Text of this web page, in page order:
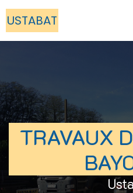
USTABAT
TRAVAUX
Panneau de gestion des cookies